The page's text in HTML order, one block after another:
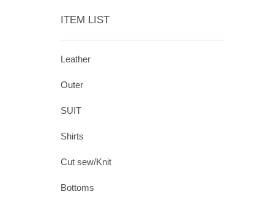
ITEM LIST
Leather
Outer
SUIT
Shirts
Cut sew/Knit
Bottoms